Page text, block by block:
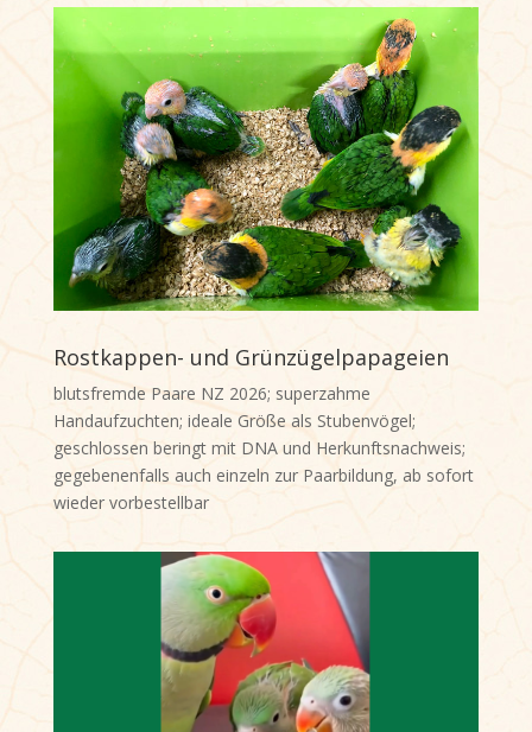
Rostkappen- und Grünzügelpapageien
blutsfremde Paare NZ 2026; superzahme
Handaufzuchten; ideale Größe als Stubenvögel;
geschlossen beringt mit DNA und Herkunftsnachweis;
gegebenenfalls auch einzeln zur Paarbildung, ab sofort
wieder vorbestellbar